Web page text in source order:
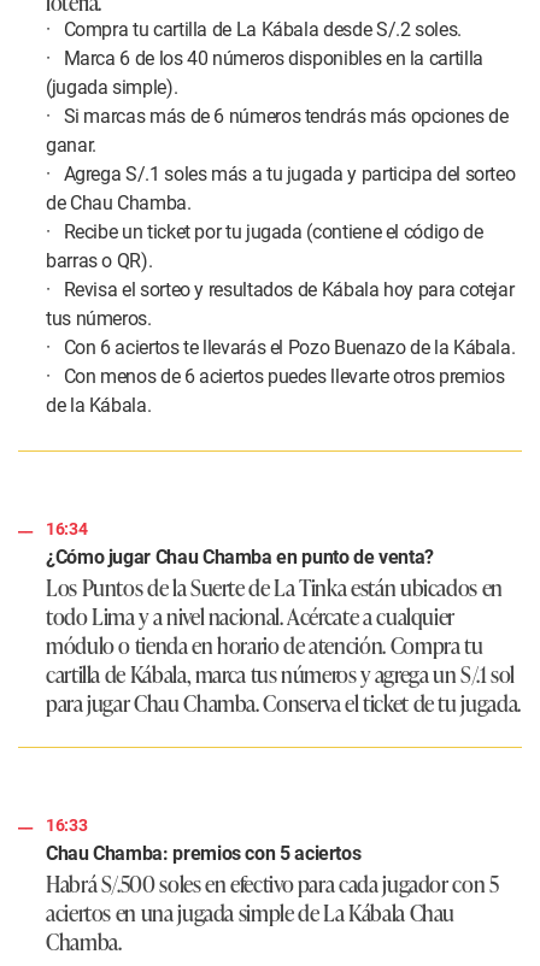
· Compra tu cartilla de La Kábala desde S/.2 soles.
· Marca 6 de los 40 números disponibles en la cartilla
(jugada simple).
· Si marcas más de 6 números tendrás más opciones de
ganar.
· Agrega S/.1 soles más a tu jugada y participa del sorteo
de Chau Chamba.
· Recibe un ticket por tu jugada (contiene el código de
barras o QR).
· Revisa el sorteo y resultados de Kábala hoy para cotejar
tus números.
· Con 6 aciertos te llevarás el Pozo Buenazo de la Kábala.
· Con menos de 6 aciertos puedes llevarte otros premios
de la Kábala.
16:34
¿Cómo jugar Chau Chamba en punto de venta?
Los Puntos de la Suerte de La Tinka están ubicados en
todo Lima y a nivel nacional. Acércate a cualquier
módulo o tienda en horario de atención. Compra tu
cartilla de Kábala, marca tus números y agrega un S/.1 sol
para jugar Chau Chamba. Conserva el ticket de tu jugada.
16:33
Chau Chamba: premios con 5 aciertos
Habrá S/.500 soles en efectivo para cada jugador con 5
aciertos en una jugada simple de La Kábala Chau
Chamba.